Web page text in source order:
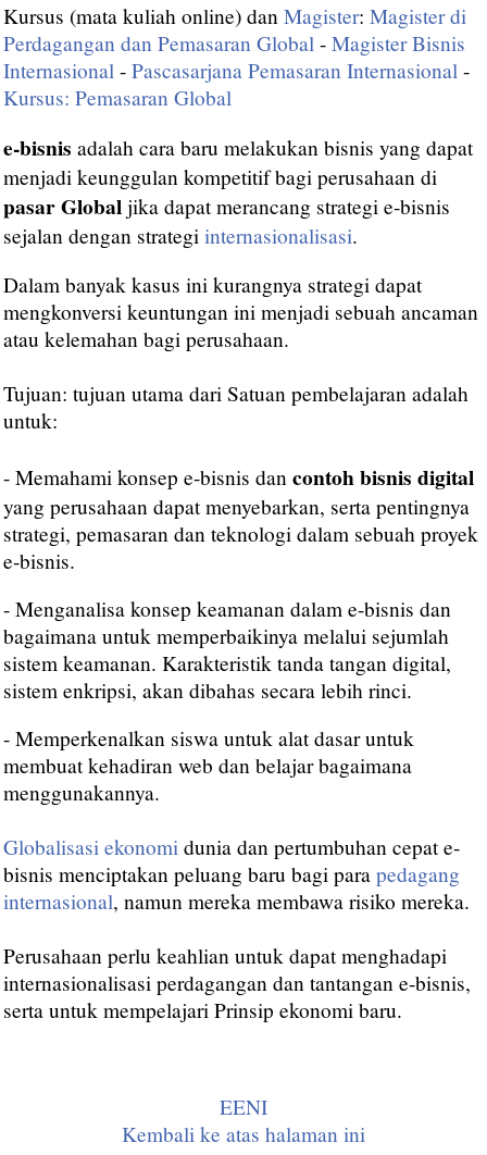
Kursus (mata kuliah online) dan Magister: Magister di
Perdagangan dan Pemasaran Global - Magister Bisnis
Internasional - Pascasarjana Pemasaran Internasional -
Kursus: Pemasaran Global
e-bisnis adalah cara baru melakukan bisnis yang dapat
menjadi keunggulan kompetitif bagi perusahaan di
pasar Global jika dapat merancang strategi e-bisnis
sejalan dengan strategi internasionalisasi.
Dalam banyak kasus ini kurangnya strategi dapat
mengkonversi keuntungan ini menjadi sebuah ancaman
atau kelemahan bagi perusahaan.
Tujuan: tujuan utama dari Satuan pembelajaran adalah
untuk:
- Memahami konsep e-bisnis dan contoh bisnis digital
yang perusahaan dapat menyebarkan, serta pentingnya
strategi, pemasaran dan teknologi dalam sebuah proyek
e-bisnis.
- Menganalisa konsep keamanan dalam e-bisnis dan
bagaimana untuk memperbaikinya melalui sejumlah
sistem keamanan. Karakteristik tanda tangan digital,
sistem enkripsi, akan dibahas secara lebih rinci.
- Memperkenalkan siswa untuk alat dasar untuk
membuat kehadiran web dan belajar bagaimana
menggunakannya.
Globalisasi ekonomi dunia dan pertumbuhan cepat e-
bisnis menciptakan peluang baru bagi para pedagang
internasional, namun mereka membawa risiko mereka.
Perusahaan perlu keahlian untuk dapat menghadapi
internasionalisasi perdagangan dan tantangan e-bisnis,
serta untuk mempelajari Prinsip ekonomi baru.
EENI
Kembali ke atas halaman ini